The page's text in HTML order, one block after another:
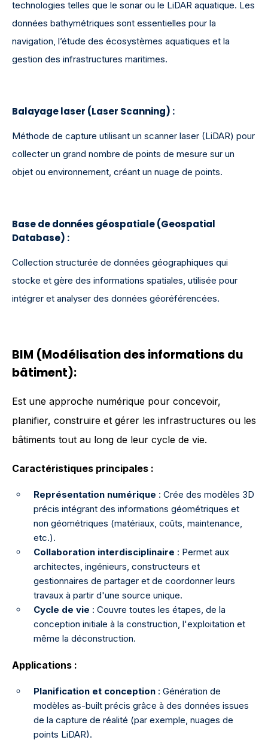
technologies telles que le sonar ou le LiDAR aquatique. Les
données bathymétriques sont essentielles pour la
navigation, l’étude des écosystèmes aquatiques et la
gestion des infrastructures maritimes.
Balayage laser (Laser Scanning) :
Méthode de capture utilisant un scanner laser (LiDAR) pour
collecter un grand nombre de points de mesure sur un
objet ou environnement, créant un nuage de points.
Base de données géospatiale (Geospatial
Database) :
Collection structurée de données géographiques qui
stocke et gère des informations spatiales, utilisée pour
intégrer et analyser des données géoréférencées.
BIM (Modélisation des informations du
bâtiment):
Est une approche numérique pour concevoir,
planifier, construire et gérer les infrastructures ou les
bâtiments tout au long de leur cycle de vie.
Caractéristiques principales :
Représentation numérique : Crée des modèles 3D
précis intégrant des informations géométriques et
non géométriques (matériaux, coûts, maintenance,
etc.).
Collaboration interdisciplinaire : Permet aux
architectes, ingénieurs, constructeurs et
gestionnaires de partager et de coordonner leurs
travaux à partir d'une source unique.
Cycle de vie : Couvre toutes les étapes, de la
conception initiale à la construction, l'exploitation et
même la déconstruction.
Applications :
Planification et conception : Génération de
modèles as-built précis grâce à des données issues
de la capture de réalité (par exemple, nuages de
points LiDAR).